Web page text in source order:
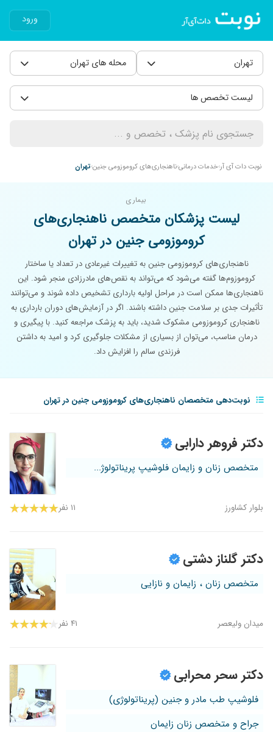
ورود
تهران محله های تهران
لیست تخصص ها
نوبت دات آی آر خدمات درمانیناهنجاری‌های کروموزومی جنین تهران
بیماری
لیست پزشکان متخصص ناهنجاری‌های
کروموزومی جنین در تهران
ناهنجاری‌های کروموزومی جنین به تغییرات غیرعادی در تعداد یا ساختار
کروموزوم‌ها گفته می‌شود که می‌تواند به نقص‌های مادرزادی منجر شود. این
ناهنجاری‌ها ممکن است در مراحل اولیه بارداری تشخیص داده شوند و می‌توانند
تأثیرات جدی بر سلامت جنین داشته باشند. اگر در آزمایش‌های دوران بارداری به
ناهنجاری کروموزومی مشکوک شدید، باید به پزشک مراجعه کنید. با پیگیری و
درمان مناسب، می‌توان از بسیاری از مشکلات جلوگیری کرد و امید به داشتن
فرزندی سالم را افزایش داد.
نوبت‌دهی متخصصان ناهنجاری‌های کروموزومی جنین در تهران
دکتر فروهر دارابی
متخصص زنان و زایمان فلوشیپ پریناتولوژ...
بلوار کشاورز ۱۱ نفر
دکتر گلناز دشتی
متخصص زنان ، زایمان و نازایی
میدان ولیعصر ۴۱ نفر
دکتر سحر محرابی
فلوشیپ طب مادر و جنین (پریناتولوژی)
جراح و متخصص زنان زایمان